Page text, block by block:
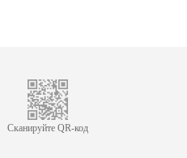
Сканируйте QR-код